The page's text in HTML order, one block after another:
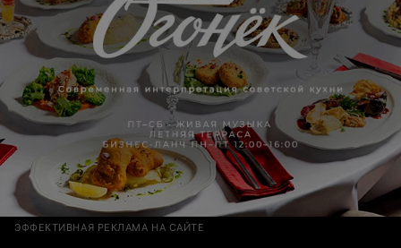
ЭФФЕКТИВНАЯ РЕКЛАМА НА САЙТЕ